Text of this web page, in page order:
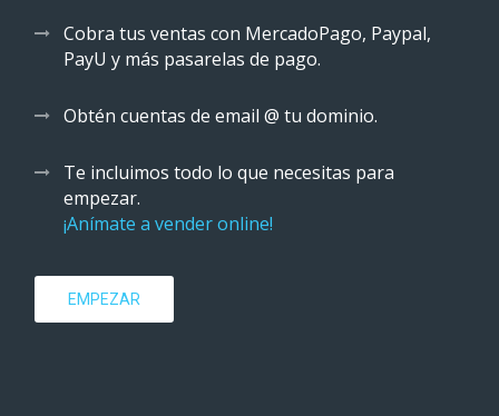
Cobra tus ventas con MercadoPago, Paypal,
PayU y más pasarelas de pago.
Obtén cuentas de email @ tu dominio.
Te incluimos todo lo que necesitas para
empezar.
¡Anímate a vender online!
EMPEZAR